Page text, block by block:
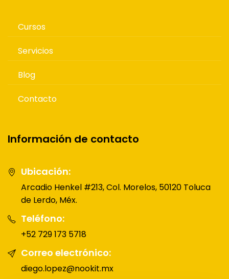
Cursos
Servicios
Blog
Contacto
Información de contacto
Ubicación:
Arcadio Henkel #213, Col. Morelos, 50120 Toluca
de Lerdo, Méx.
Teléfono:
+52 729 173 5718
Correo electrónico:
diego.lopez@nookit.mx